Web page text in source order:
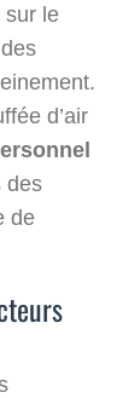
sur le
d’air
des
de